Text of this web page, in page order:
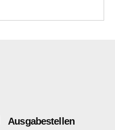
Ausgabestellen